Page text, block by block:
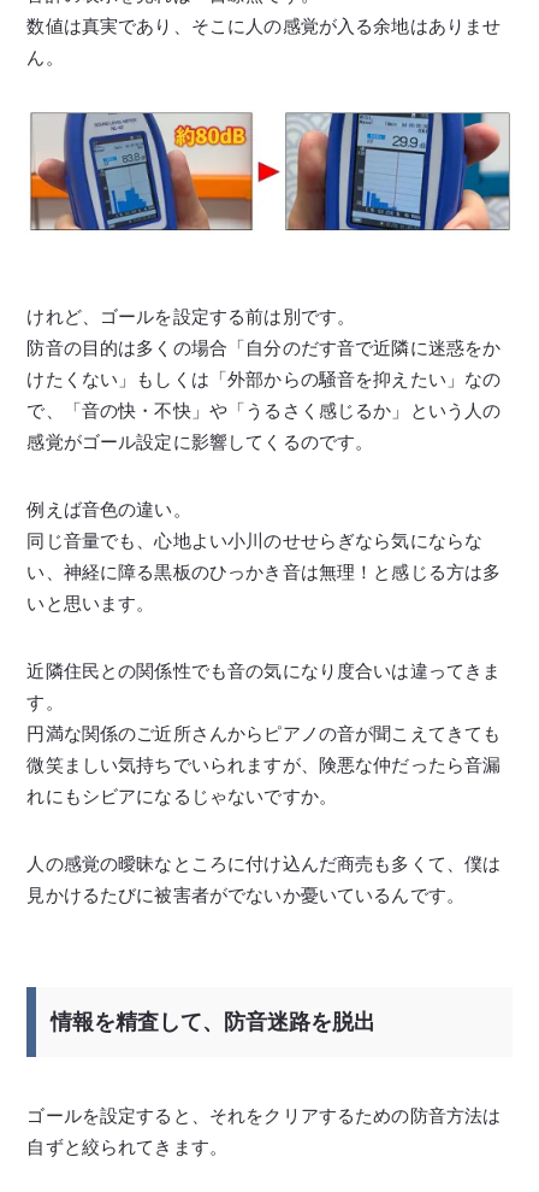
数値は真実であり、そこに人の感覚が入る余地はありませ
ん。
けれど、ゴールを設定する前は別です。
防音の目的は多くの場合「自分のだす音で近隣に迷惑をか
けたくない」もしくは「外部からの騒音を抑えたい」なの
で、「音の快・不快」や「うるさく感じるか」という人の
感覚がゴール設定に影響してくるのです。
例えば音色の違い。
同じ音量でも、心地よい小川のせせらぎなら気にならな
い、神経に障る黒板のひっかき音は無理！と感じる方は多
いと思います。
近隣住民との関係性でも音の気になり度合いは違ってきま
す。
円満な関係のご近所さんからピアノの音が聞こえてきても
微笑ましい気持ちでいられますが、険悪な仲だったら音漏
れにもシビアになるじゃないですか。
人の感覚の曖昧なところに付け込んだ商売も多くて、僕は
見かけるたびに被害者がでないか憂いているんです。
情報を精査して、防音迷路を脱出
ゴールを設定すると、それをクリアするための防音方法は
自ずと絞られてきます。